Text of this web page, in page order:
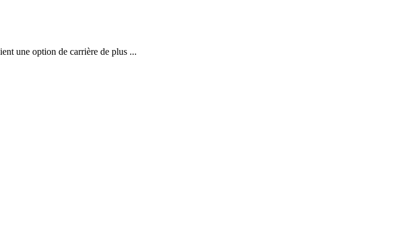
une option de carrière de plus ...